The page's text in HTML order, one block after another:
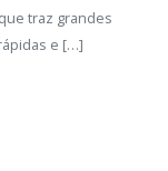
traz grandes
e […]